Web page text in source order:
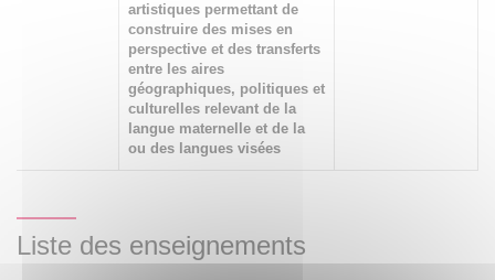
artistiques permettant de
construire des mises en
perspective et des transferts
entre les aires
géographiques, politiques et
culturelles relevant de la
langue maternelle et de la
ou des langues visées
Liste des enseignements